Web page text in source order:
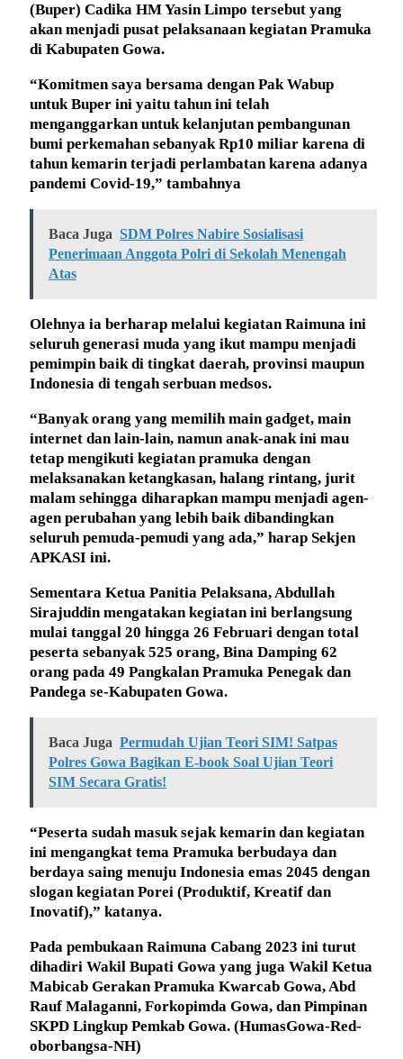
(Buper) Cadika HM Yasin Limpo tersebut yang
akan menjadi pusat pelaksanaan kegiatan Pramuka
di Kabupaten Gowa.
“Komitmen saya bersama dengan Pak Wabup
untuk Buper ini yaitu tahun ini telah
menganggarkan untuk kelanjutan pembangunan
bumi perkemahan sebanyak Rp10 miliar karena di
tahun kemarin terjadi perlambatan karena adanya
pandemi Covid-19,” tambahnya
Baca Juga SDM Polres Nabire Sosialisasi
Penerimaan Anggota Polri di Sekolah Menengah
Atas
Olehnya ia berharap melalui kegiatan Raimuna ini
seluruh generasi muda yang ikut mampu menjadi
pemimpin baik di tingkat daerah, provinsi maupun
Indonesia di tengah serbuan medsos.
“Banyak orang yang memilih main gadget, main
internet dan lain-lain, namun anak-anak ini mau
tetap mengikuti kegiatan pramuka dengan
melaksanakan ketangkasan, halang rintang, jurit
malam sehingga diharapkan mampu menjadi agen-
agen perubahan yang lebih baik dibandingkan
seluruh pemuda-pemudi yang ada,” harap Sekjen
APKASI ini.
Sementara Ketua Panitia Pelaksana, Abdullah
Sirajuddin mengatakan kegiatan ini berlangsung
mulai tanggal 20 hingga 26 Februari dengan total
peserta sebanyak 525 orang, Bina Damping 62
orang pada 49 Pangkalan Pramuka Penegak dan
Pandega se-Kabupaten Gowa.
Baca Juga Permudah Ujian Teori SIM! Satpas
Polres Gowa Bagikan E-book Soal Ujian Teori
SIM Secara Gratis!
“Peserta sudah masuk sejak kemarin dan kegiatan
ini mengangkat tema Pramuka berbudaya dan
berdaya saing menuju Indonesia emas 2045 dengan
slogan kegiatan Porei (Produktif, Kreatif dan
Inovatif),” katanya.
Pada pembukaan Raimuna Cabang 2023 ini turut
dihadiri Wakil Bupati Gowa yang juga Wakil Ketua
Mabicab Gerakan Pramuka Kwarcab Gowa, Abd
Rauf Malaganni, Forkopimda Gowa, dan Pimpinan
SKPD Lingkup Pemkab Gowa. (HumasGowa-Red-
oborbangsa-NH)